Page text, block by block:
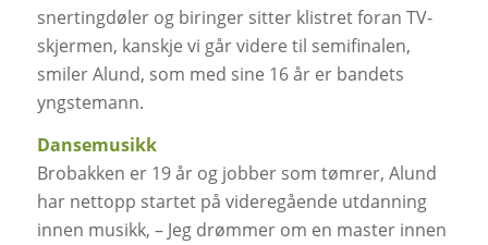
snertingdøler og biringer sitter klistret foran TV-
skjermen, kanskje vi går videre til semifinalen,
smiler Alund, som med sine 16 år er bandets
yngstemann.
Dansemusikk
Brobakken er 19 år og jobber som tømrer, Alund
har nettopp startet på videregående utdanning
innen musikk, – Jeg drømmer om en master innen